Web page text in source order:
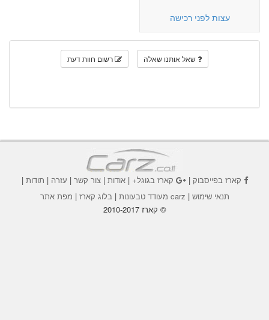
עצות לפני רכישה
שאל אותנו שאלה רשום חוות דעת
קארז בפייסבוק| קארז בגוגל+|אודות |צור קשר | עזרה | תודות |
תנאי שימוש | carz מעודד טבעונות | בלוג קארז | מפת אתר
© קארז 2010-2017